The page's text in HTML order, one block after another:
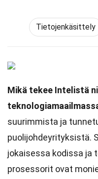
Tietojenkäsittely
Mikä tekee Intelistä
suurimmista ja
puolijohdeyrityksistä.
jokaisessa kodissa ja
prosessorit ovat